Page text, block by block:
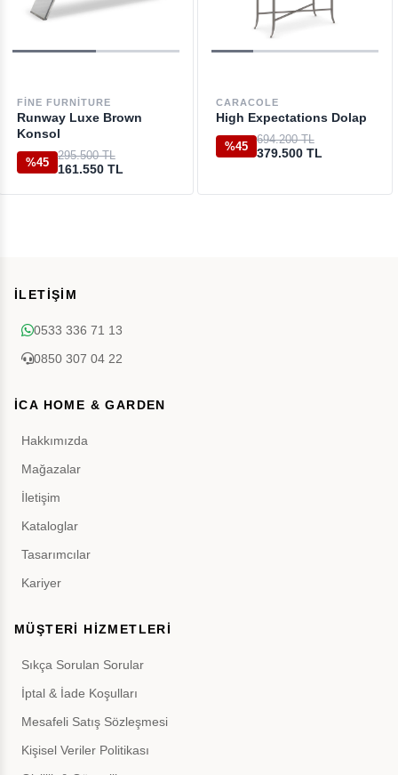
FINE FURNITURE
Runway Luxe Brown
Konsol
%45
295.500 TL
161.550 TL
CARACOLE
High Expectations Dolap
%45
694.200 TL
379.500 TL
İLETİŞİM
0533 336 71 13
0850 307 04 22
İCA HOME & GARDEN
Hakkımızda
Mağazalar
İletişim
Kataloglar
Tasarımcılar
Kariyer
MÜŞTERİ HİZMETLERİ
Sıkça Sorulan Sorular
İptal & İade Koşulları
Mesafeli Satış Sözleşmesi
Kişisel Veriler Politikası